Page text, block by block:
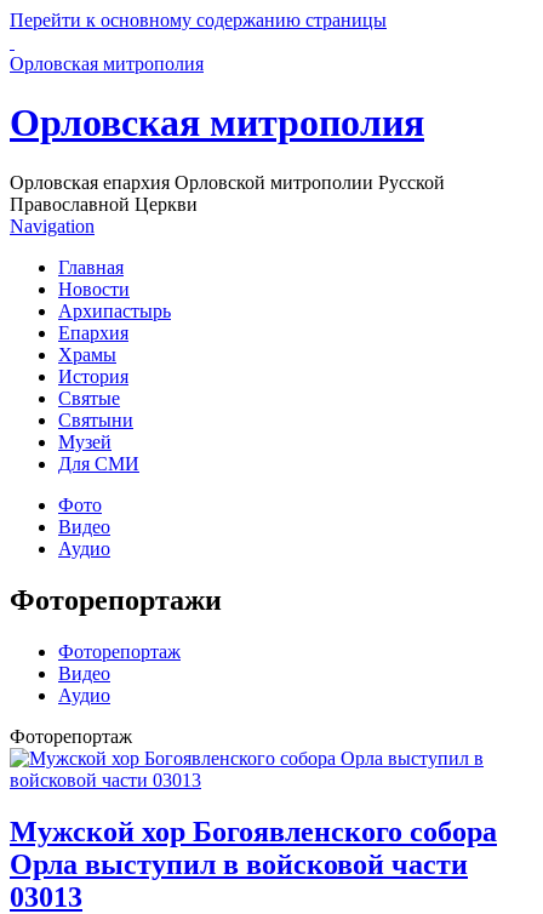
Перейти к основному содержанию страницы
Орловская митрополия
Орловская митрополия
Орловская епархия Орловской митрополии Русской
Православной Церкви
Navigation
Главная
Новости
Архипастырь
Епархия
Храмы
История
Святые
Святыни
Музей
Для СМИ
Фото
Видео
Аудио
Фоторепортажи
Фоторепортаж
Видео
Аудио
Фоторепортаж
Мужской хор Богоявленского собора
Орла выступил в войсковой части
03013